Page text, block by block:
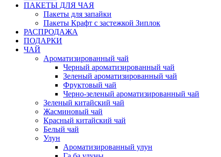
ПАКЕТЫ ДЛЯ ЧАЯ
Пакеты для запайки
Пакеты Крафт с застежкой Зиплок
РАСПРОДАЖА
ПОДАРКИ
ЧАЙ
Ароматизированный чай
Черный ароматизированный чай
Зеленый ароматизированный чай
Фруктовый чай
Черно-зеленый ароматизированный чай
Зеленый китайский чай
Жасминовый чай
Красный китайский чай
Белый чай
Улун
Ароматизированный улун